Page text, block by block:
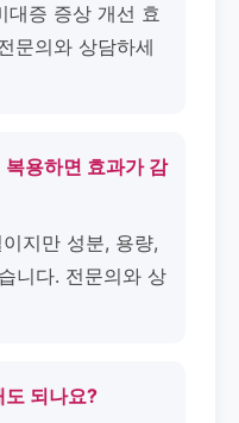
대증 증상 개선 효
문의와 상담하세
용하면 효과가 감
지만 성분, 용량,
니다. 전문의와 상
도 되나요?